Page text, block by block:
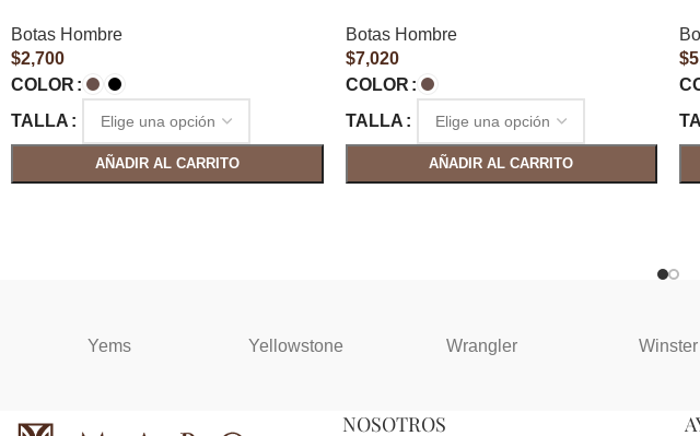
Botas Hombre
$2,700
COLOR
TALLA
AÑADIR AL CARRITO
Botas Hombre
$7,020
COLOR
TALLA
AÑADIR AL CARRITO
$
Yems Yellowstone Wrangler Winster
NOSOTROS